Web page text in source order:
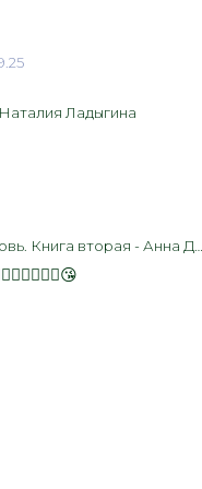
Ладыгина
Книга вторая - Анна Джейн